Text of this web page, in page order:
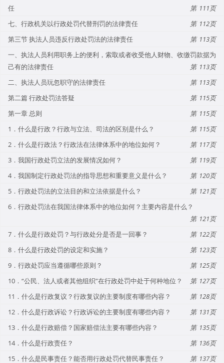
任
111
七、行政机关以行政处罚代替刑罚的法律责任
112
第三节 执法人员违反行政处罚法的法律责任
113
一、执法人员利用职务上的便利，索取或者收受他人财物、收缴罚款据为
己有的法律责任
113
二、执法人员玩忽职守的法律责任
113
第二篇 行政处罚法答疑
115
第一章 总则
115
1．什么是行政？行政与立法、司法的区别是什么？
115
2．什么是行政法？行政法在法律体系中的地位如何？
117
3．我国行政处罚立法的发展情况如何？
119
4．我国制定行政处罚法的指导思想和重要意义是什么？
120
5．行政处罚法的立法目的和立法依据是什么？
121
6．行政处罚法在我国法律体系中的地位如何？主要内容是什么？
121
7．什么是行政处罚？与行政处分是否是一回事？
122
8．什么是行政处罚的设定和实施？
123
9．行政处罚应当遵循哪些原则？
125
10．“公民、法人或者其他组织”在行政处罚中处于何种地位？
127
11．什么是行政复议？行政复议的主要制度有哪些内容？
128
12．什么是行政诉讼？行政诉讼的主要制度有哪些内容？
131
13．什么是行政赔偿？国家赔偿法主要有哪些内容？
135
14．什么是行政责任？
136
15．什么是民事责任？能否用行政处罚代替民事责任？
137